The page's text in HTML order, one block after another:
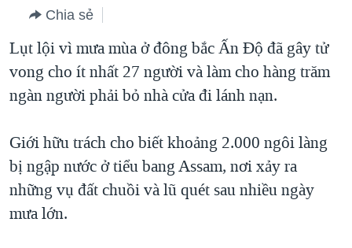
dung
chính
Tới
hướng
chính
Đi
"Tìm"
BLOG
DIỄN ĐÀN
TỰ DO BÁO CHÍ
VẠCH TRẦN TIN GIẢ
NGƯỜI VIỆT HẢI NGOẠI
CHUYÊN ĐỀ
CHIẾN TRANH THƯƠNG MẠI CỦA MỸ: QUÁ KHỨ VÀ HIỆN
TẠI
HÀNH TRÌNH BẦU CỬ 2024
HỌC TIẾNG ANH
VIDEO
Chia sẻ
Lụt lội vì mưa mùa ở đông bắc Ấn Độ đã gây tử
vong cho ít nhất 27 người và làm cho hàng trăm
ngàn người phải bỏ nhà cửa đi lánh nạn.
Giới hữu trách cho biết khoảng 2.000 ngôi làng
bị ngập nước ở tiểu bang Assam, nơi xảy ra
những vụ đất chuồi và lũ quét sau nhiều ngày
mưa lớn.